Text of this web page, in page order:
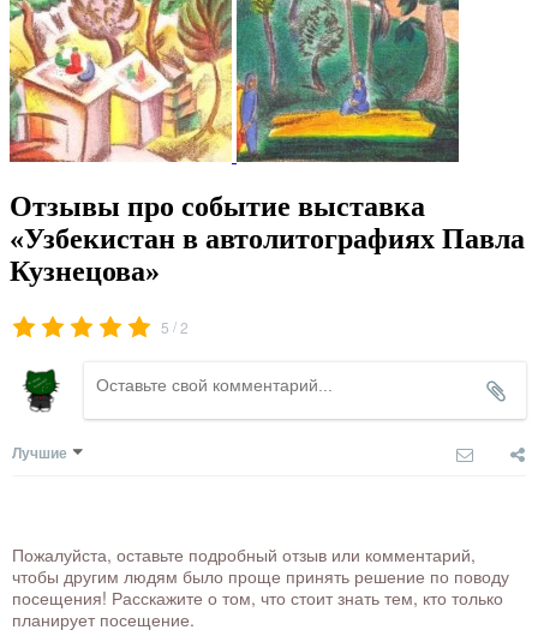
Отзывы про событие выставка
«Узбекистан в автолитографиях Павла
Кузнецова»
5 /2
Лучшие
Пожалуйста, оставьте подробный отзыв или комментарий,
чтобы другим людям было проще принять решение по поводу
посещения! Расскажите о том, что стоит знать тем, кто только
планирует посещение.